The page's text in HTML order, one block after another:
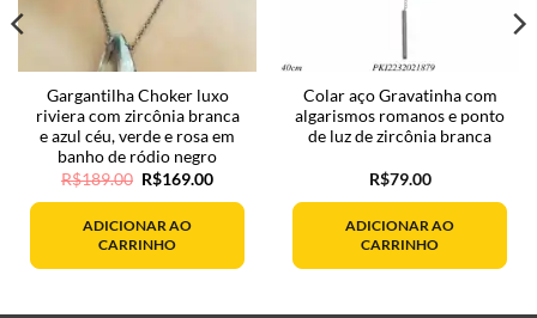
Gargantilha Choker luxo
riviera com zircônia branca
e azul céu, verde e rosa em
banho de ródio negro
R$189.00 O
era:
R$189.00.
R$169.00O
atual
ADICIONAR AO
CARRINHO
Colar aço Gravatinha com
algarismos romanos e ponto
de luz de zircônia branca
R$79.00
ADICIONAR AO
CARRINHO